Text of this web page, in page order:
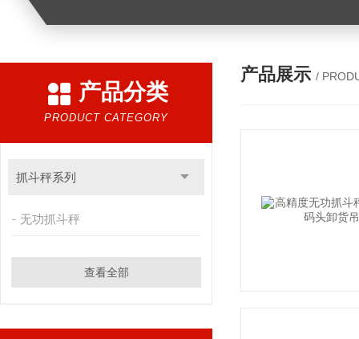
产品分类
PRODUCT CATEGORY
抓斗秤系列
无功抓斗秤
查看全部
产品展示 /